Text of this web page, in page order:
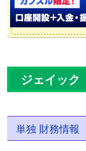
ジェイック
単独 財務情報